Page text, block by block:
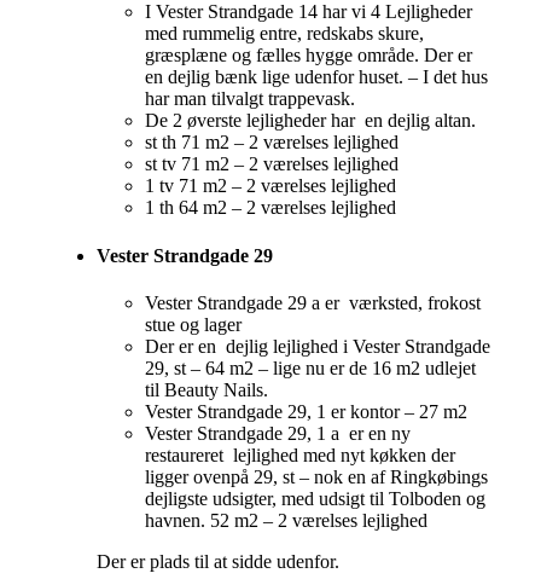
I Vester Strandgade 14 har vi 4 Lejligheder
med rummelig entre, redskabs skure,
græsplæne og fælles hygge område. Der er
en dejlig bænk lige udenfor huset. – I det hus
har man tilvalgt trappevask.
De 2 øverste lejligheder har en dejlig altan.
st th 71 m2 – 2 værelses lejlighed
st tv 71 m2 – 2 værelses lejlighed
1 tv 71 m2 – 2 værelses lejlighed
1 th 64 m2 – 2 værelses lejlighed
Vester Strandgade 29
Vester Strandgade 29 a er værksted, frokost
stue og lager
Der er en dejlig lejlighed i Vester Strandgade
29, st – 64 m2 – lige nu er de 16 m2 udlejet
til Beauty Nails.
Vester Strandgade 29, 1 er kontor – 27 m2
Vester Strandgade 29, 1 a er en ny
restaureret lejlighed med nyt køkken der
ligger ovenpå 29, st – nok en af Ringkøbings
dejligste udsigter, med udsigt til Tolboden og
havnen. 52 m2 – 2 værelses lejlighed
Der er plads til at sidde udenfor.